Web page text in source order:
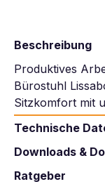
Beschreibung
Produktives
Bürostuhl
Sitzkomfort mit
Technische
Downloads &
Ratgeber